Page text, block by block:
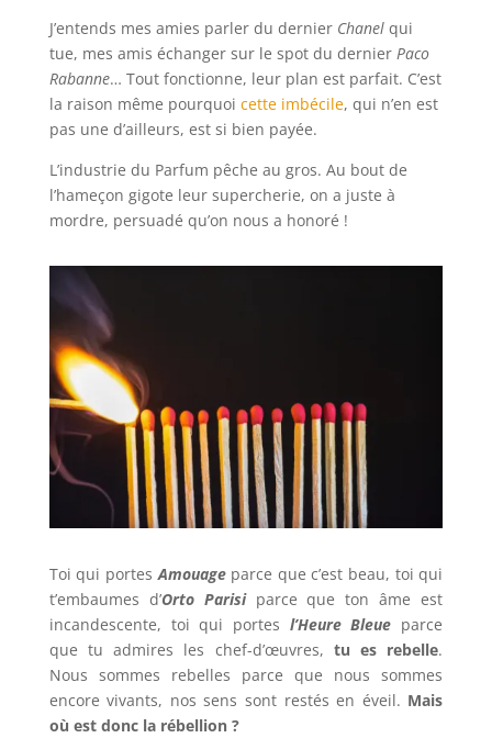
J’entends mes amies parler du dernier Chanelqui
tue, mes amis échanger sur le spot du dernier Paco
Rabanne… Tout fonctionne, leur plan est parfait. C’est
la raison même pourquoi cette imbécile, qui n’en est
pas une d’ailleurs, est si bien payée.
L’industrie du Parfum pêche au gros. Au bout de
l’hameçon gigote leur supercherie, on a juste à
mordre, persuadé qu’on nous a honoré !
Toi qui portesAmouageparce que c’est beau, toi qui
t’embaumes d’Orto Parisiparce que ton âme est
incandescente, toi qui portes l’Heure Bleue parce
que tu admires les chef-d’œuvres, tu es rebelle.
Nous sommes rebelles parce que nous sommes
encore vivants, nos sens sont restés en éveil. Mais
où est donc la rébellion ?